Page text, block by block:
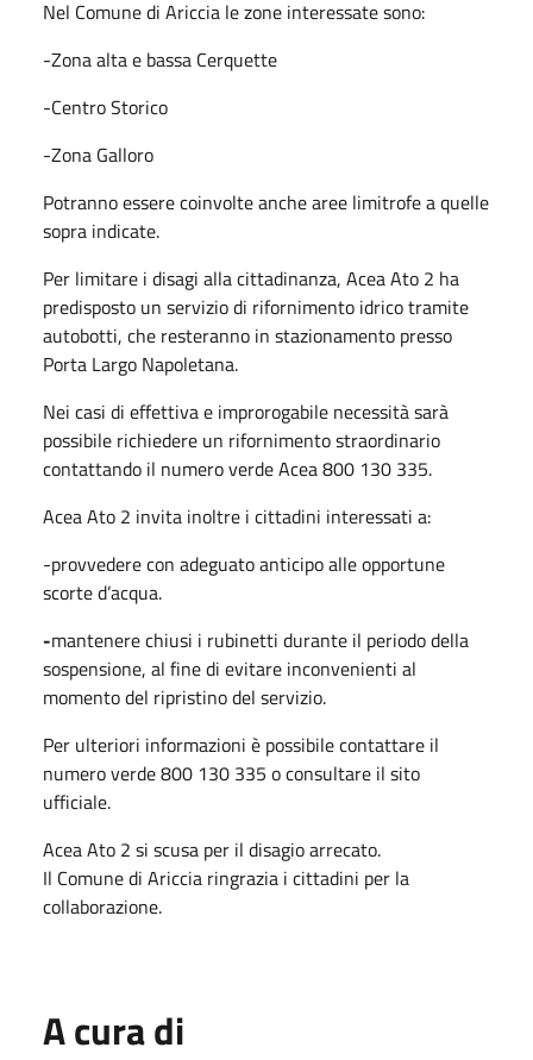
Nel Comune di Ariccia le zone interessate sono:
-Zona alta e bassa Cerquette
-Centro Storico
-Zona Galloro
Potranno essere coinvolte anche aree limitrofe a quelle
sopra indicate.
Per limitare i disagi alla cittadinanza, Acea Ato 2 ha
predisposto un servizio di rifornimento idrico tramite
autobotti, che resteranno in stazionamento presso
Porta Largo Napoletana.
Nei casi di effettiva e improrogabile necessità sarà
possibile richiedere un rifornimento straordinario
contattando il numero verde Acea 800 130 335.
Acea Ato 2 invita inoltre i cittadini interessati a:
-provvedere con adeguato anticipo alle opportune
scorte d’acqua.
-mantenere chiusi i rubinetti durante il periodo della
sospensione, al fine di evitare inconvenienti al
momento del ripristino del servizio.
Per ulteriori informazioni è possibile contattare il
numero verde 800 130 335 o consultare il sito
ufficiale.
Acea Ato 2 si scusa per il disagio arrecato.
Il Comune di Ariccia ringrazia i cittadini per la
collaborazione.
A cura di